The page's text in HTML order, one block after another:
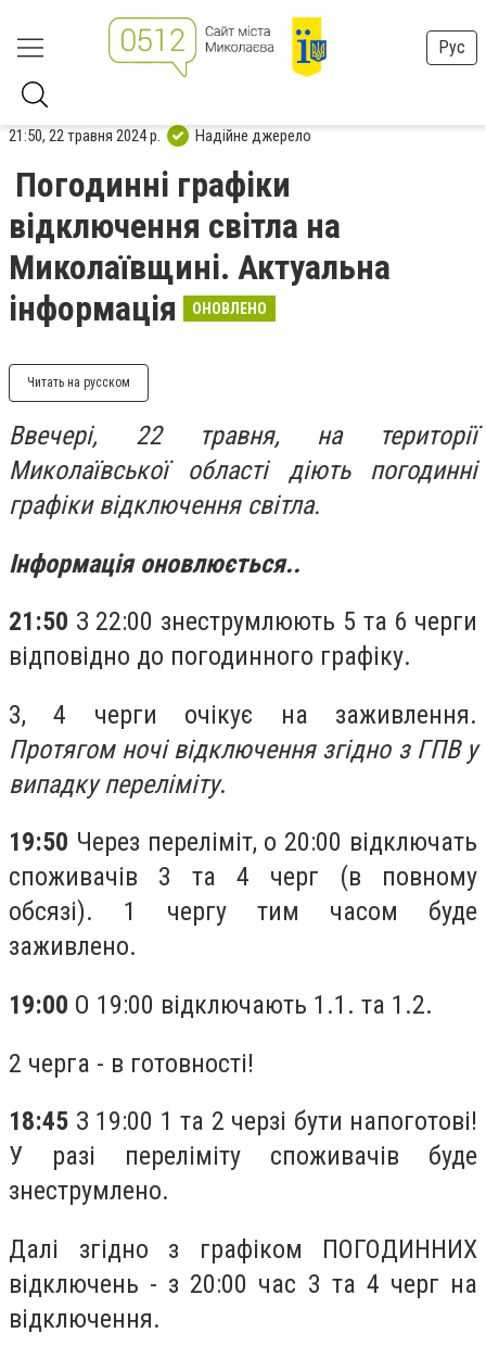
Рус
21:50, 22 травня 2024 р. Надійне джерело
Погодинні графіки
відключення світла на
Миколаївщині. Актуальна
інформація
ОНОВЛЕНО
Читать на русском
Ввечері, 22 травня, на території
Миколаївської області діють погодинні
графіки відключення світла.
Інформація оновлюється..
21:50 З 22:00 знеструмлюють 5 та 6 черги
відповідно до погодинного графіку.
3, 4 черги очікує на заживлення.
Протягом ночі відключення згідно з ГПВ у
випадку переліміту.
19:50 Через переліміт, о 20:00 відключать
споживачів 3 та 4 черг (в повному
обсязі). 1 чергу тим часом буде
заживлено.
19:00 О 19:00 відключають 1.1. та 1.2.
2 черга - в готовності!
18:45 З 19:00 1 та 2 черзі бути напоготові!
У разі переліміту споживачів буде
знеструмлено.
Далі згідно з графіком ПОГОДИННИХ
відключень - з 20:00 час 3 та 4 черг на
відключення.